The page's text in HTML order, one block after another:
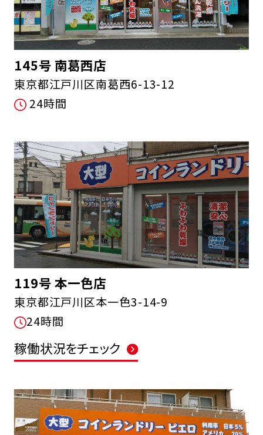
145号 南葛西店
東京都江戸川区南葛西6-13-12
24時間
119号 本一色店
東京都江戸川区本一色3-14-9
24時間
稼働状況をチェック